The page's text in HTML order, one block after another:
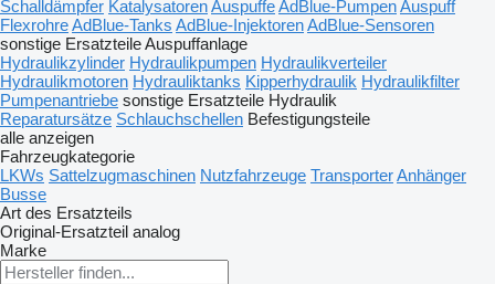
Schalldämpfer KatalysatorenAuspuffeAdBlue-PumpenAuspuff
FlexrohreAdBlue-Tanks AdBlue-InjektorenAdBlue-Sensoren
sonstige Ersatzteile Auspuffanlage
Hydraulikzylinder Hydraulikpumpen Hydraulikverteiler
Hydraulikmotoren Hydrauliktanks Kipperhydraulik Hydraulikfilter
Pumpenantriebe sonstige Ersatzteile Hydraulik
Reparatursätze Schlauchschellen Befestigungsteile
alle anzeigen
Fahrzeugkategorie
LKWs Sattelzugmaschinen Nutzfahrzeuge TransporterAnhänger
Busse
Art des Ersatzteils
Original-Ersatzteil analog
Marke